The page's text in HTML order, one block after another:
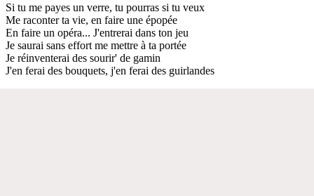
Si tu me payes un verre, tu pourras si tu veux
Me raconter ta vie, en faire une épopée
En faire un opéra... J'entrerai dans ton jeu
Je saurai sans effort me mettre à ta portée
Je réinventerai des sourir' de gamin
J'en ferai des bouquets, j'en ferai des guirlandes